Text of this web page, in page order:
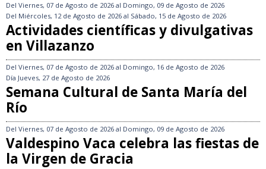
Del Viernes, 07 de Agosto de 2026 al Domingo, 09 de Agosto de 2026
Del Miércoles, 12 de Agosto de 2026 al Sábado, 15 de Agosto de 2026
Actividades científicas y divulgativas
en Villazanzo
Del Viernes, 07 de Agosto de 2026 al Domingo, 16 de Agosto de 2026
Día Jueves, 27 de Agosto de 2026
Semana Cultural de Santa María del
Río
Del Viernes, 07 de Agosto de 2026 al Domingo, 09 de Agosto de 2026
Valdespino Vaca celebra las fiestas de
la Virgen de Gracia